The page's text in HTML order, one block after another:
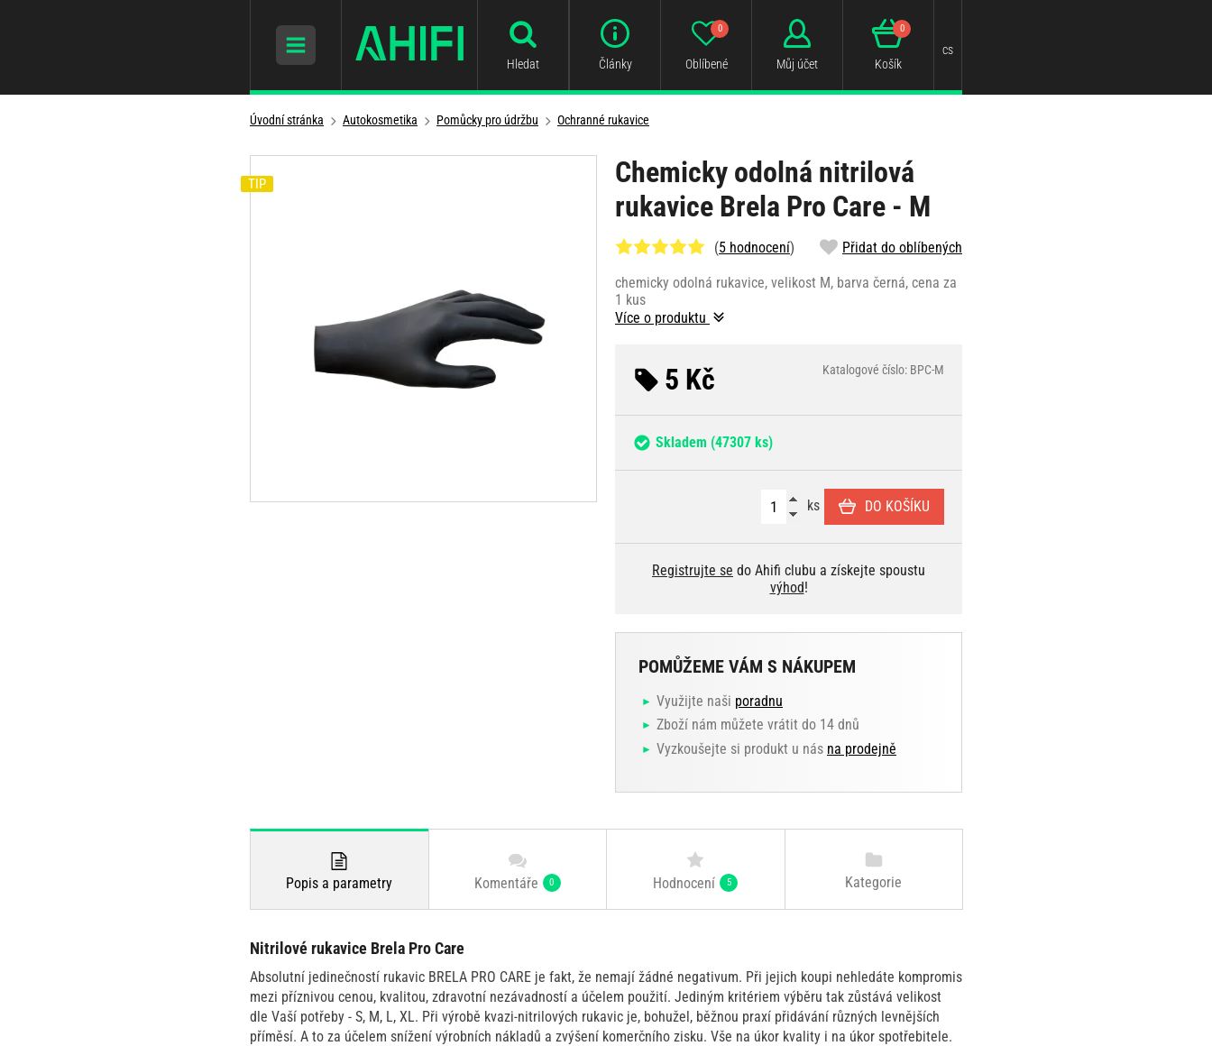
Hledat Články Oblíbené
0
Můj účet Košík
0
cs
Úvodní stránka Autokosmetika Pomůcky pro údržbu Ochranné rukavice
Chemicky odolná nitrilová
rukavice Brela Pro Care - M
(5 hodnocení) Přidat do oblíbených
chemicky odolná rukavice, velikost M, barva černá, cena za
1 kus
Více o produktu
5 Kč Katalogové číslo: BPC-M
Skladem (47307 ks)
ks DO KOŠÍKU
Registrujte se do Ahifi clubu a získejte spoustu
výhod!
POMŮŽEME VÁM S NÁKUPEM
Využijte naši poradnu
Zboží nám můžete vrátit do 14 dnů
Vyzkoušejte si produkt u nás na prodejně
TIP
Popis a parametry Komentáře 0 Hodnocení 5 Kategorie
Nitrilové rukavice Brela Pro Care
Absolutní jedinečností rukavic BRELA PRO CARE je fakt, že nemají žádné negativum. Při jejich koupi nehledáte kompromis
mezi příznivou cenou, kvalitou, zdravotní nezávadností a účelem použití. Jediným kritériem výběru tak zůstává velikost
dle Vaší potřeby - S, M, L, XL. Při výrobě kvazi-nitrilových rukavic je, bohužel, běžnou praxí přidávání různých levnějších
příměsí. A to za účelem snížení výrobních nákladů a zvýšení komerčního zisku. Vše na úkor kvality i na úkor spotřebitele.